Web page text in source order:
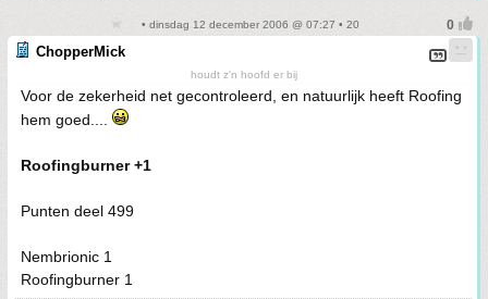
• dinsdag 12 december 2006 @ 07:27 • 20
ChopperMick
houdt z'n hoofd er bij
Voor de zekerheid net gecontroleerd, en natuurlijk heeft Roofing
hem goed....
Roofingburner +1
Punten deel 499
Nembrionic 1
Roofingburner 1